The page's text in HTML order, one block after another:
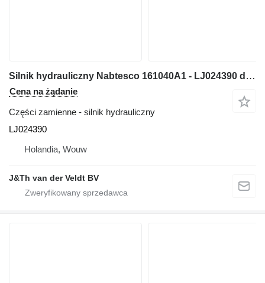
Silnik hydrauliczny Nabtesco 161040A1 - LJ024390 do maszyn budowlanych CX130D
Cena na żądanie
Części zamienne - silnik hydrauliczny
LJ024390
Holandia, Wouw
J&Th van der Veldt BV